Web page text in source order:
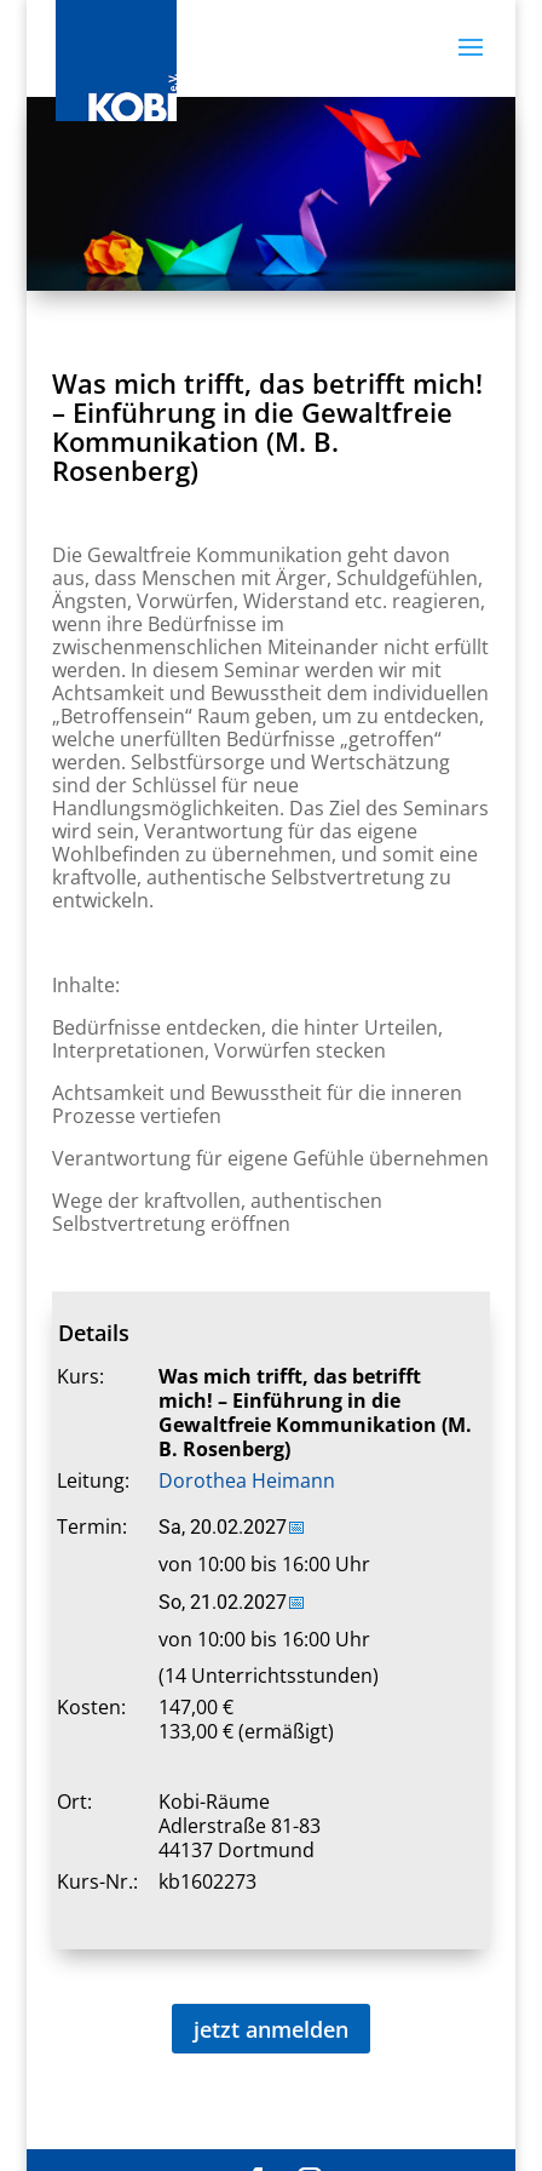
Was mich trifft, das betrifft mich!
– Einführung in die Gewaltfreie
Kommunikation (M. B.
Rosenberg)
Die Gewaltfreie Kommunikation geht davon
aus, dass Menschen mit Ärger, Schuldgefühlen,
Ängsten, Vorwürfen, Widerstand etc. reagieren,
wenn ihre Bedürfnisse im
zwischenmenschlichen Miteinander nicht erfüllt
werden. In diesem Seminar werden wir mit
Achtsamkeit und Bewusstheit dem individuellen
„Betroffensein“ Raum geben, um zu entdecken,
welche unerfüllten Bedürfnisse „getroffen“
werden. Selbstfürsorge und Wertschätzung
sind der Schlüssel für neue
Handlungsmöglichkeiten. Das Ziel des Seminars
wird sein, Verantwortung für das eigene
Wohlbefinden zu übernehmen, und somit eine
kraftvolle, authentische Selbstvertretung zu
entwickeln.
Inhalte:
Bedürfnisse entdecken, die hinter Urteilen,
Interpretationen, Vorwürfen stecken
Achtsamkeit und Bewusstheit für die inneren
Prozesse vertiefen
Verantwortung für eigene Gefühle übernehmen
Wege der kraftvollen, authentischen
Selbstvertretung eröffnen
Details
Kurs:
Was mich trifft, das betrifft
mich! – Einführung in die
Gewaltfreie Kommunikation (M.
B. Rosenberg)
Leitung:
Dorothea Heimann
Termin:
Sa, 20.02.2027📅
von 10:00 bis 16:00 Uhr
So, 21.02.2027📅
von 10:00 bis 16:00 Uhr
(14 Unterrichtsstunden)
Kosten:
147,00 €
133,00 € (ermäßigt)
Ort:
Kobi-Räume
Adlerstraße 81-83
44137 Dortmund
Kurs-Nr.:
kb1602273
jetzt anmelden